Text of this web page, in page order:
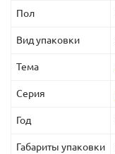
Пол
Вид упаковки
Тема
Серия
Год
Габариты упаковки